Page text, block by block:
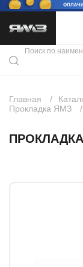
Каталог
Скидки
Контакты
Главная
Прокладка ЯМЗ